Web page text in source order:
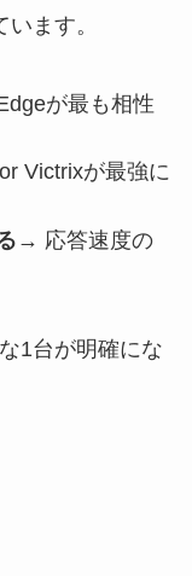
ます。
が最も相性
Victrixが最強に
→ 応答速度の
1台が明確にな